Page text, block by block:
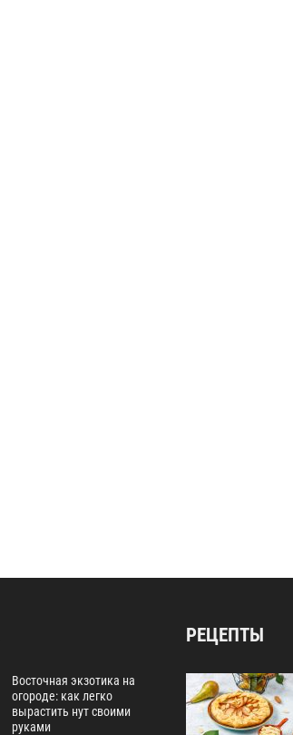
Восточная экзотика на
огороде: как легко
вырастить нут своими
руками
РЕЦЕПТЫ